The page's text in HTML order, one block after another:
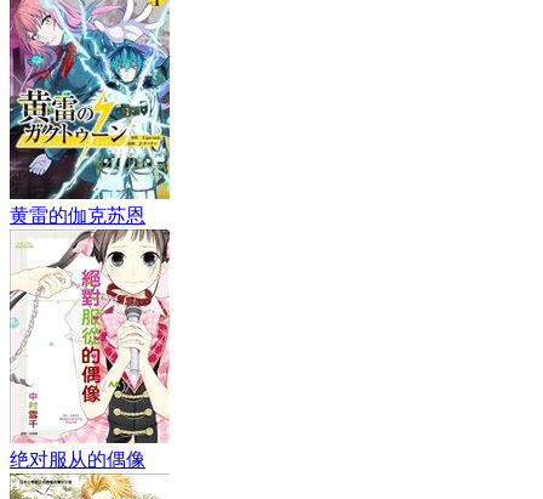
黄雷的伽克苏恩
绝对服从的偶像